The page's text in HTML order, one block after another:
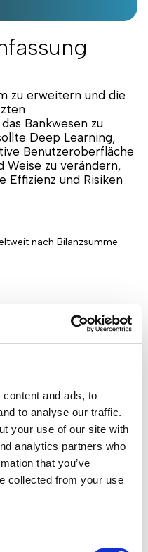
and ads, to
to analyse our traffic.
your use of our site with
analytics partners who
that you’ve
collected from your use
zu erweitern und die
Bankwesen zu
Deep Learning,
Benutzeroberfläche
Weise zu verändern,
Effizienz und Risiken
nach Bilanzsumme
Nearshore-Team-
REST APIs – optimiert
ML-Spezialisten, UI/UX-
Initiativen ausgeweitet